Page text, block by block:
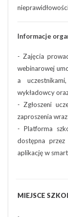
Informacje
- Zajęcia
webinarowej
a
wykładowcy
- Zgłoszeni
zaproszenia
- Platforma
dostępna
aplikację w
MIEJSCE